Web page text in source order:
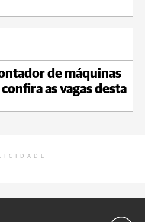
de máquinas
as vagas desta